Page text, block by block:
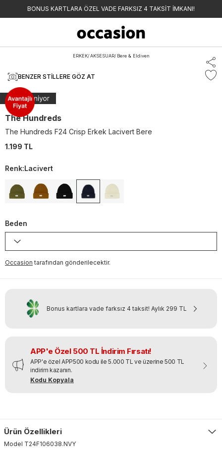
BONUS KARTLARA ÖZEL VADE FARKSIZ 4 TAKSİT İMKANI!
ERKEK/ AKSESUAR/ Bere & Eldiven
BENZER STILLERE GÖZ AT
The Hundreds
The Hundreds F24 Crisp Erkek Lacivert Bere
1.199 TL
Renk:Lacivert
Beden
Occasion tarafından gönderilecektir.
Bonus kartlara vade farksız 4 taksit! Aylık 299 TL
APP'e Özel 500 TL İndirim Fırsatı!
APP'e özel APP500 kodu ile 5.000 TL ve üzerine 500 TL
indirim kazanın.
Kodu Kopyala
Ürün Özellikleri
Model T24F106038.NVY